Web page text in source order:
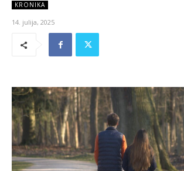
KRONIKA
14. julija, 2025